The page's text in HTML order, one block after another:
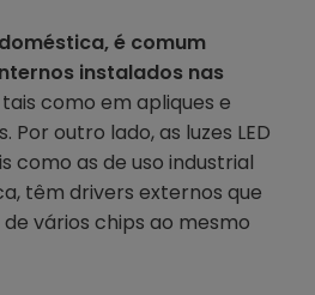
é comum
instalados nas
tais como em apliques e
Por outro lado, as luzes LED
como as de uso industrial
têm drivers externos que
vários chips ao mesmo